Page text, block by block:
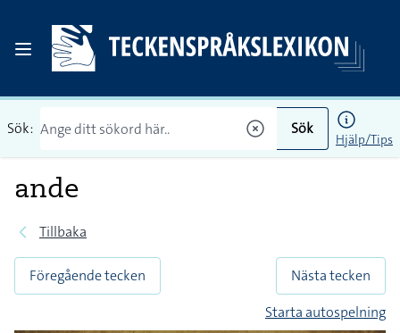
Sök: Sök
Hjälp/Tips
ande
Tillbaka
Föregående tecken
Nästa tecken
Starta autospelning